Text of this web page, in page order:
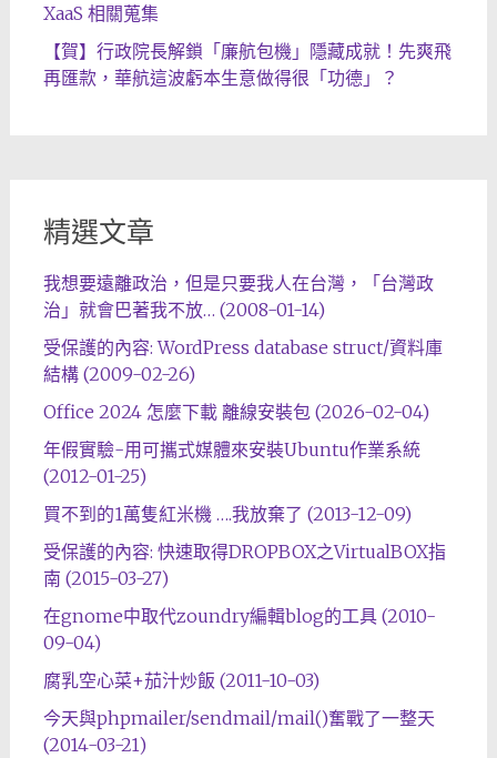
XaaS 相關蒐集
【賀】行政院長解鎖「廉航包機」隱藏成就！先爽飛
再匯款，華航這波虧本生意做得很「功德」？
精選文章
我想要遠離政治，但是只要我人在台灣，「台灣政
治」就會巴著我不放… (2008-01-14)
受保護的內容: WordPress database struct/資料庫
結構 (2009-02-26)
Office 2024 怎麼下載 離線安裝包 (2026-02-04)
年假實驗-用可攜式媒體來安裝Ubuntu作業系統
(2012-01-25)
買不到的1萬隻紅米機 ….我放棄了 (2013-12-09)
受保護的內容: 快速取得DROPBOX之VirtualBOX指
南 (2015-03-27)
在gnome中取代zoundry編輯blog的工具 (2010-
09-04)
腐乳空心菜+茄汁炒飯 (2011-10-03)
今天與phpmailer/sendmail/mail()奮戰了一整天
(2014-03-21)